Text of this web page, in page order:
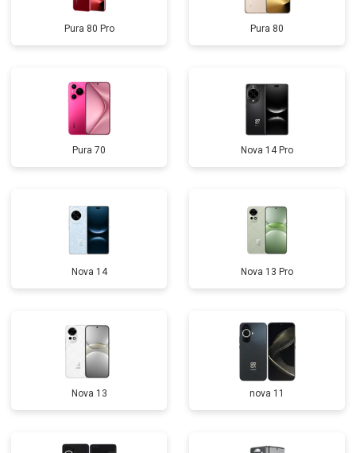
Pura 80 Pro Pura 80
Pura 70 Nova 14 Pro
Nova 14 Nova 13 Pro
Nova 13 nova 11